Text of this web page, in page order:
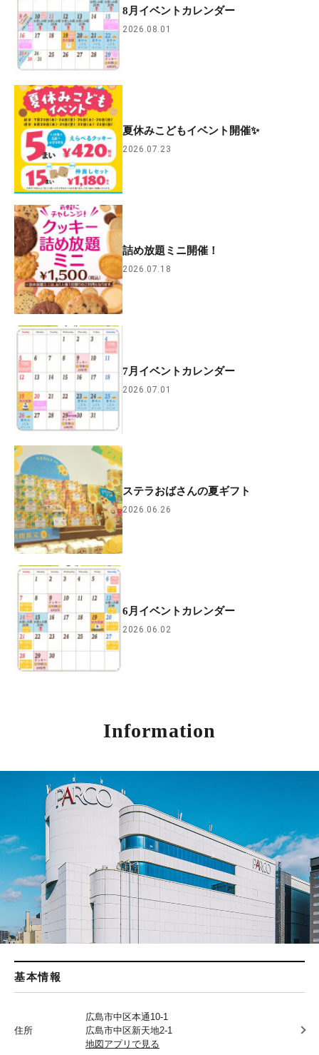
8月イベントカレンダー
2026.08.01
夏休みこどもイベント開催✨
2026.07.23
詰め放題ミニ開催！
2026.07.18
7月イベントカレンダー
2026.07.01
ステラおばさんの夏ギフト
2026.06.26
6月イベントカレンダー
2026.06.02
Information
基本情報
住所
広島市中区本通10-1
広島市中区新天地2-1
地図アプリで見る